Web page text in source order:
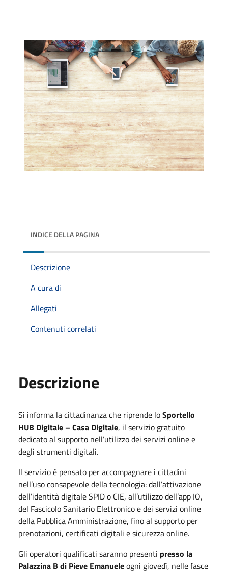
INDICE DELLA PAGINA
Descrizione
A cura di
Allegati
Contenuti correlati
Descrizione
Si informa la cittadinanza che riprende loSportello
HUB Digitale – Casa Digitale, il servizio gratuito
dedicato al supporto nell’utilizzo dei servizi online e
degli strumenti digitali.
Il servizio è pensato per accompagnare i cittadini
nell’uso consapevole della tecnologia: dall’attivazione
dell’identità digitale SPID o CIE, all’utilizzo dell’app IO,
del Fascicolo Sanitario Elettronico e dei servizi online
della Pubblica Amministrazione, fino al supporto per
prenotazioni, certificati digitali e sicurezza online.
Gli operatori qualificati saranno presenti presso la
Palazzina B di Pieve Emanueleogni giovedì, nelle fasce